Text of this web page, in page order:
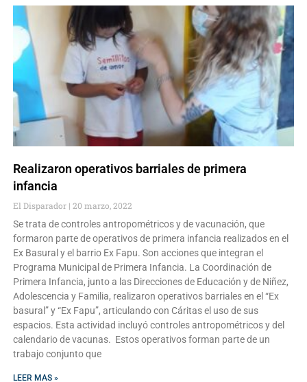
Realizaron operativos barriales de primera
infancia
El Disparador 20 marzo, 2022
Se trata de controles antropométricos y de vacunación, que
formaron parte de operativos de primera infancia realizados en el
Ex Basural y el barrio Ex Fapu. Son acciones que integran el
Programa Municipal de Primera Infancia. La Coordinación de
Primera Infancia, junto a las Direcciones de Educación y de Niñez,
Adolescencia y Familia, realizaron operativos barriales en el “Ex
basural” y “Ex Fapu”, articulando con Cáritas el uso de sus
espacios. Esta actividad incluyó controles antropométricos y del
calendario de vacunas. Estos operativos forman parte de un
trabajo conjunto que
LEER MAS »